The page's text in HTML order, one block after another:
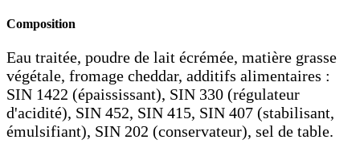
Composition
Eau traitée, poudre de lait écrémée, matière grasse
végétale, fromage cheddar, additifs alimentaires :
SIN 1422 (épaississant), SIN 330 (régulateur
d'acidité), SIN 452, SIN 415, SIN 407 (stabilisant,
émulsifiant), SIN 202 (conservateur), sel de table.